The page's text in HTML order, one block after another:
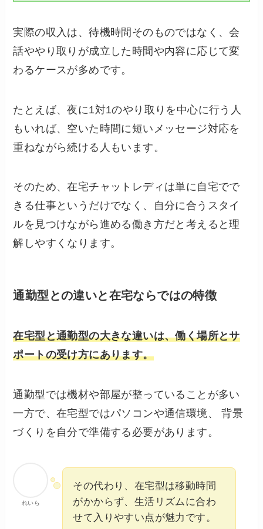
実際の収入は、待機時間そのものではなく、会
話ややり取りが成立した時間や内容に応じて変
わるケースが多めです。
たとえば、夜に1対1のやり取りを中心に行う人
もいれば、空いた時間に短いメッセージ対応を
重ねながら続ける人もいます。
そのため、在宅チャットレディは単に自宅でで
きる仕事というだけでなく、自分に合うスタイ
ルを見つけながら進める働き方だと考えると理
解しやすくなります。
通勤型との違いと在宅ならではの特徴
在宅型と通勤型の大きな違いは、働く場所とサ
ポートの受け方にあります。
通勤型では機材や部屋が整っていることが多い
一方で、在宅型ではパソコンや通信環境、 背景
づくりを自分で準備する必要があります。
れいら
その代わり、在宅型は移動時間
がかからず、生活リズムに合わ
せて入りやすい点が魅力です。